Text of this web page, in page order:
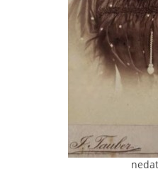
DŮL NA SLÍDU (NA KOLE)
tel. 773